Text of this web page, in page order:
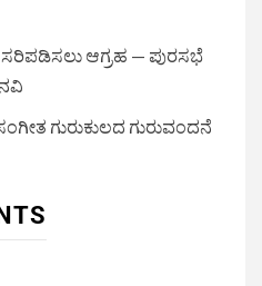
ಆಗ್ರಹ — ಪುರಸಭೆ
ಗುರುಕುಲದ ಗುರುವಂದನೆ